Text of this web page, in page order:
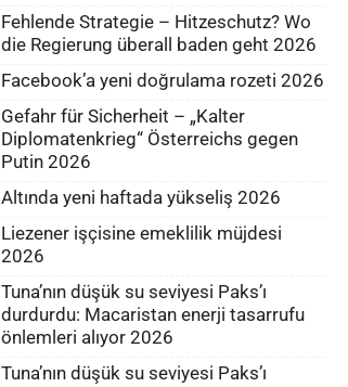
Fehlende Strategie – Hitzeschutz? Wo
die Regierung überall baden geht 2026
Facebook’a yeni doğrulama rozeti 2026
Gefahr für Sicherheit – „Kalter
Diplomatenkrieg“ Österreichs gegen
Putin 2026
Altında yeni haftada yükseliş 2026
Liezener işçisine emeklilik müjdesi
2026
Tuna’nın düşük su seviyesi Paks’ı
durdurdu: Macaristan enerji tasarrufu
önlemleri alıyor 2026
Tuna’nın düşük su seviyesi Paks’ı